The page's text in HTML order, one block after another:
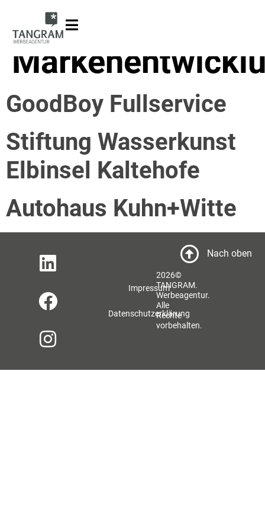
Projektbereich:
GoodBoy Fullservice
Stiftung Wasserkunst
Elbinsel Kaltehofe
Autohaus Kuhn+Witte
Nach oben
2026©
TANGRAM.
Werbeagentur.
Alle
Rechte
vorbehalten.
Impressum
Datenschutzerklärung